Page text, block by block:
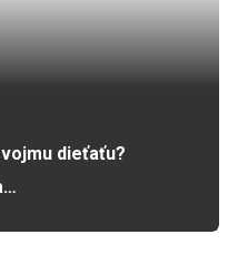
dieťaťu?